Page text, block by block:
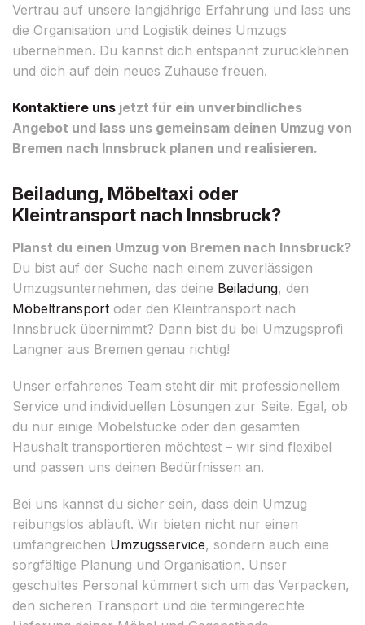
Vertrau auf unsere langjährige Erfahrung und lass uns
die Organisation und Logistik deines Umzugs
übernehmen. Du kannst dich entspannt zurücklehnen
und dich auf dein neues Zuhause freuen.
Kontaktiere uns jetzt für ein unverbindliches
Angebot und lass uns gemeinsam deinen Umzug von
Bremen nach Innsbruck planen und realisieren.
Beiladung, Möbeltaxi oder
Kleintransport nach Innsbruck?
Planst du einen Umzug von Bremen nach Innsbruck?
Du bist auf der Suche nach einem zuverlässigen
Umzugsunternehmen, das deine Beiladung, den
Möbeltransport oder den Kleintransport nach
Innsbruck übernimmt? Dann bist du bei Umzugsprofi
Langner aus Bremen genau richtig!
Unser erfahrenes Team steht dir mit professionellem
Service und individuellen Lösungen zur Seite. Egal, ob
du nur einige Möbelstücke oder den gesamten
Haushalt transportieren möchtest – wir sind flexibel
und passen uns deinen Bedürfnissen an.
Bei uns kannst du sicher sein, dass dein Umzug
reibungslos abläuft. Wir bieten nicht nur einen
umfangreichen Umzugsservice, sondern auch eine
sorgfältige Planung und Organisation. Unser
geschultes Personal kümmert sich um das Verpacken,
den sicheren Transport und die termingerechte